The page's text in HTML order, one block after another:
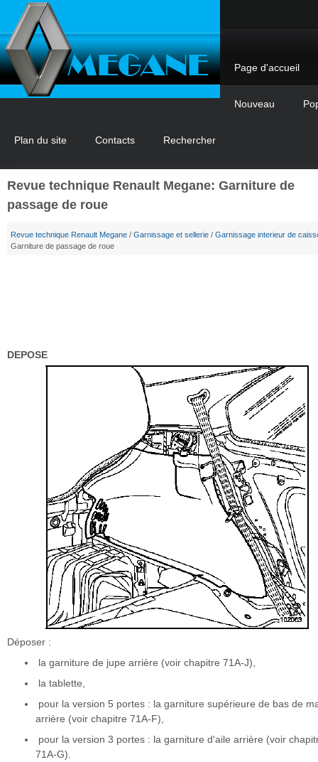
Page d'accueil
Nouveau
Plan du site Contacts Rechercher
Revue technique Renault Megane: Garniture de
passage de roue
Revue technique Renault Megane / Garnissage et sellerie / Garnissage interieur de
Garniture de passage de roue
DEPOSE
Déposer :
la garniture de jupe arrière (voir chapitre 71A-J),
la tablette,
pour la version 5 portes : la garniture supérieure de bas de
arrière (voir chapitre 71A-F),
pour la version 3 portes : la garniture d'aile arrière (voir
71A-G).